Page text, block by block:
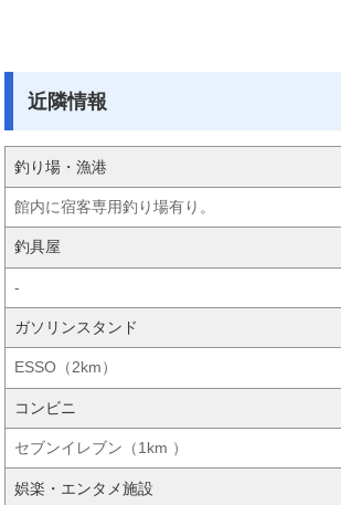
近隣情報
釣り場・漁港
館内に宿客専用釣り場有り。
釣具屋
-
ガソリンスタンド
ESSO（2km）
コンビニ
セブンイレブン（1km ）
娯楽・エンタメ施設